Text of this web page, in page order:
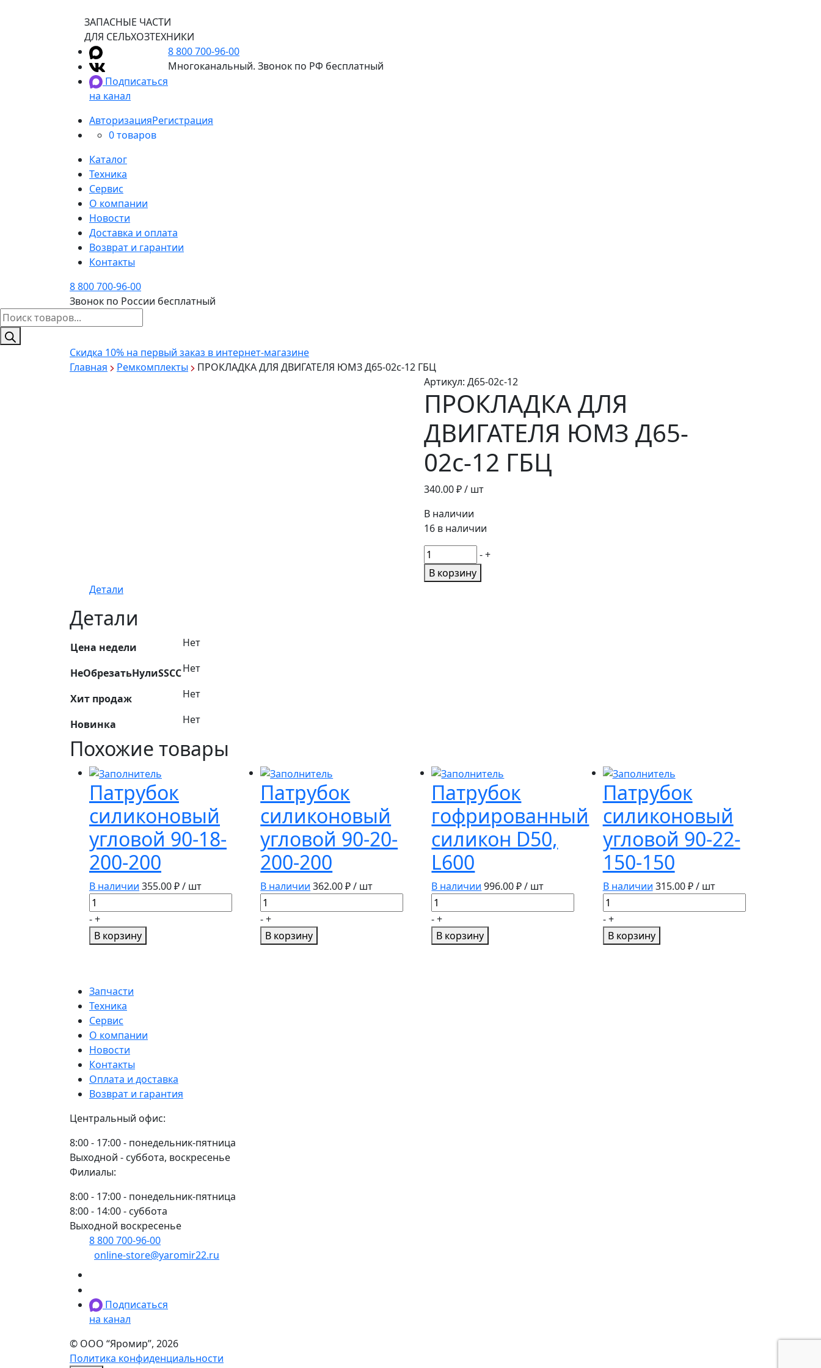
ЗАПАСНЫЕ ЧАСТИ
ДЛЯ СЕЛЬХОЗТЕХНИКИ
Подписаться
на канал
8 800 700-96-00
Многоканальный. Звонок по РФ бесплатный
АвторизацияРегистрация
0 товаров
Каталог
Техника
Сервис
О компании
Новости
Доставка и оплата
Возврат и гарантии
Контакты
8 800 700-96-00
Звонок по России бесплатный
Поиск
товаров
Скидка 10% на первый заказ в интернет-магазине
Главная
Ремкомплекты
ПРОКЛАДКА ДЛЯ ДВИГАТЕЛЯ ЮМЗ Д65-02с-12 ГБЦ
Артикул:Д65-02с-12
ПРОКЛАДКА ДЛЯ
ДВИГАТЕЛЯ ЮМЗ Д65-
02с-12 ГБЦ
340.00₽ / шт
В наличии
16 в наличии
Количество
товара
ПРОКЛАДКА
-+
В корзину
Детали
Детали
Цена недели Нет
НеОбрезатьНулиSSCCНет
Хит продаж Нет
Новинка Нет
Похожие товары
Патрубок
силиконовый
угловой 90-18-
200-200
В наличии 355.00₽ / шт
Количество
товара
Патрубок
силиконовый
18-
200-
200
-+
В корзину
Патрубок
силиконовый
угловой 90-20-
200-200
В наличии 362.00₽ / шт
Количество
товара
Патрубок
силиконовый
-+
В корзину
Патрубок
гофрированный
силикон D50,
L600
В наличии 996.00₽ / шт
Количество
товара
Патрубок
гофрированный
- +
В корзину
Патрубок
силиконовый
угловой 90-22-
150-150
В наличии 315.00₽ / шт
Количество
товара
Патрубок
силиконовый
-+
В корзину
Запчасти
Техника
Сервис
О компании
Новости
Контакты
Оплата и доставка
Возврат и гарантия
Центральный офис:
8:00 - 17:00 - понедельник-пятница
Выходной - суббота, воскресенье
Филиалы:
8:00 - 17:00 - понедельник-пятница
8:00 - 14:00 - суббота
Выходной воскресенье
8 800 700-96-00
online-store@yaromir22.ru
Подписаться
на канал
© ООО “Яромир”, 2026
Политика конфиденциальности